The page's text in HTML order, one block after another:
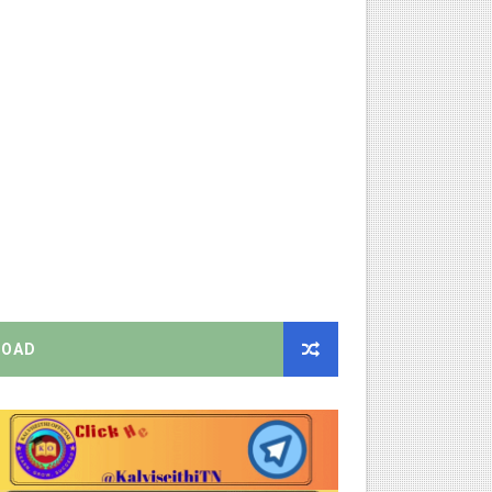
முதலமைச்சரின் நிலையான ஆணைகள் (TN Govt Standing
வெளியிட்ட முக்கிய அறிவிப்பு!
முழு அமர்வு தீர்ப்பு விவரங்கள்!